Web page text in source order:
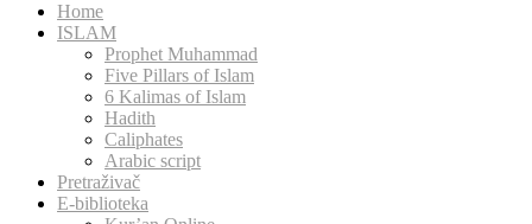
Home
ISLAM
Prophet Muhammad
Five Pillars of Islam
6 Kalimas of Islam
Hadith
Caliphates
Arabic script
Pretraživač
E-biblioteka